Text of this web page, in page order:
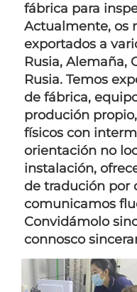
fábrica para
Actualmente, os
exportados a
Rusia, Alemaña,
Rusia. Temos
de fábrica,
produción
físicos con
orientación no
instalación,
de tradución por
comunicamos
Convidámolo
connosco